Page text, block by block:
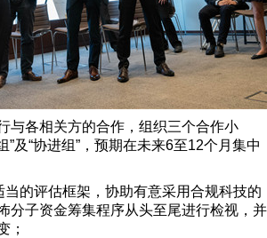
各相关方的合作，组织三个合作小
”及“协进组”，预期在未来6至12个月集中
的评估框架，协助有意采用合规科技的
分子资金筹集程序从头至尾进行检视，并
；